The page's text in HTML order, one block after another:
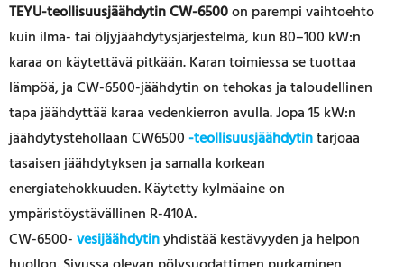
TEYU-teollisuusjäähdytin CW-6500on parempi vaihtoehto
kuin ilma- tai öljyjäähdytysjärjestelmä, kun 80–100 kW:n
karaa on käytettävä pitkään. Karan toimiessa se tuottaa
lämpöä, ja CW-6500-jäähdytin on tehokas ja taloudellinen
tapa jäähdyttää karaa vedenkierron avulla. Jopa 15 kW:n
jäähdytystehollaan CW6500-teollisuusjäähdytintarjoaa
tasaisen jäähdytyksen ja samalla korkean
energiatehokkuuden. Käytetty kylmäaine on
ympäristöystävällinen R-410A.
CW-6500-vesijäähdytinyhdistää kestävyyden ja helpon